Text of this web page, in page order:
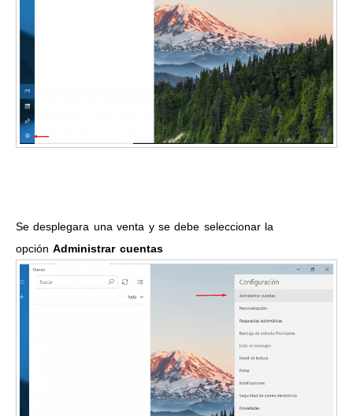
Se desplegara una venta y se debe seleccionar la
opciónAdministrar cuentas